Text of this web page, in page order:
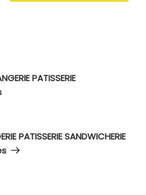
PATISSERIE
PATISSERIE SANDWICHERIE